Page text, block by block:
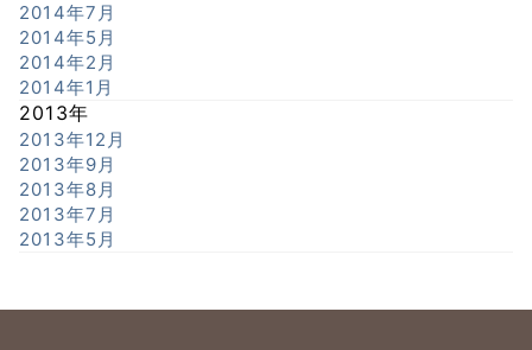
2014年7月
2014年5月
2014年2月
2014年1月
2013年
2013年12月
2013年9月
2013年8月
2013年7月
2013年5月